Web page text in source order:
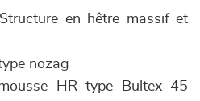
en hêtre massif et
nozag
HR type Bultex 45